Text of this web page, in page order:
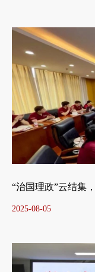
“治国理政”云结集
2025-08-05